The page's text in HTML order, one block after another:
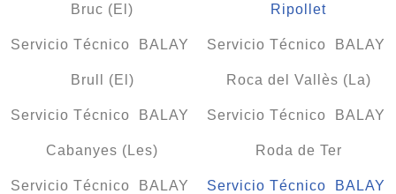
Bruc (El)
Servicio Técnico BALAY
Brull (El)
Servicio Técnico BALAY
Cabanyes (Les)
Servicio Técnico BALAY
Ripollet
Servicio Técnico BALAY
Roca del Vallès (La)
Servicio Técnico BALAY
Roda de Ter
Servicio Técnico BALAY